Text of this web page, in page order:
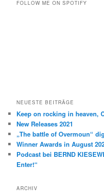
FOLLOW ME ON SPOTIFY
NEUESTE BEITRÄGE
Keep on rocking in heaven,
New Releases 2021
„The battle of Overmoun“
Winner Awards in August
Podcast bei BERND
Enter!“
ARCHIV